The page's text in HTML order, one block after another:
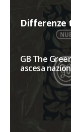
Differenze
GB The
ascesa